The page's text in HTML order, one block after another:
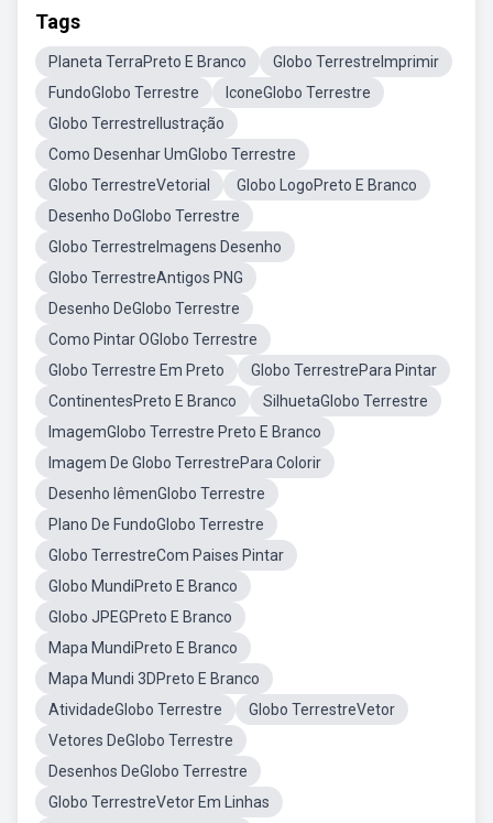
Tags
Planeta TerraPreto E Branco
Globo TerrestreImprimir
FundoGlobo Terrestre
IconeGlobo Terrestre
Globo TerrestreIlustração
Como Desenhar UmGlobo Terrestre
Globo TerrestreVetorial
Globo LogoPreto E Branco
Desenho DoGlobo Terrestre
Globo TerrestreImagens Desenho
Globo TerrestreAntigos PNG
Desenho DeGlobo Terrestre
Como Pintar OGlobo Terrestre
Globo Terrestre Em Preto
Globo TerrestrePara Pintar
ContinentesPreto E Branco
SilhuetaGlobo Terrestre
ImagemGlobo Terrestre Preto E Branco
Imagem De Globo TerrestrePara Colorir
Desenho IêmenGlobo Terrestre
Plano De FundoGlobo Terrestre
Globo TerrestreCom Paises Pintar
Globo MundiPreto E Branco
Globo JPEGPreto E Branco
Mapa MundiPreto E Branco
Mapa Mundi 3DPreto E Branco
AtividadeGlobo Terrestre
Globo TerrestreVetor
Vetores DeGlobo Terrestre
Desenhos DeGlobo Terrestre
Globo TerrestreVetor Em Linhas